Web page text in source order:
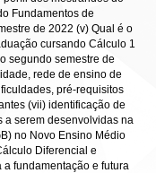
Fundamentos de
de 2022 (v) Qual é o
cursando Cálculo 1
segundo semestre de
rede de ensino de
pré-requisitos
(vii) identificação de
a serem desenvolvidas na
no Novo Ensino Médio
Diferencial e
a fundamentação e futura